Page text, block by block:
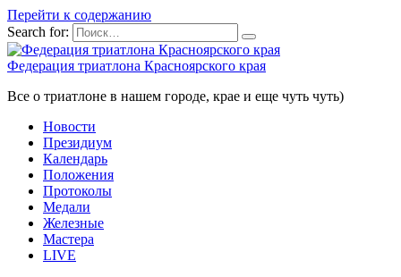
Перейти к содержанию
Search for:
Федерация триатлона Красноярского края
Все о триатлоне в нашем городе, крае и еще чуть чуть)
Новости
Президиум
Календарь
Положения
Протоколы
Медали
Железные
Мастера
LIVE